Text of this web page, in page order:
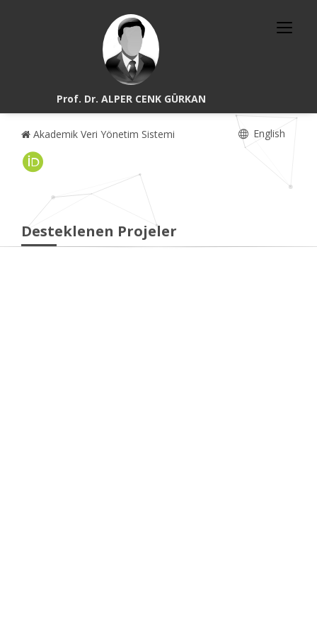
Prof. Dr. ALPER CENK GÜRKAN
Akademik Veri Yönetim Sistemi English
Desteklenen Projeler